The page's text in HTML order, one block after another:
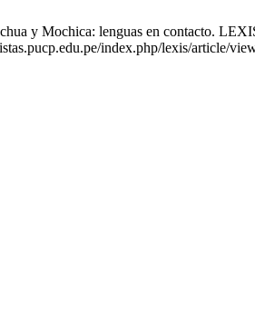
y Mochica: lenguas en contacto.
index.php/lexis/article/